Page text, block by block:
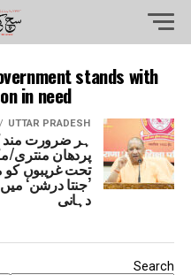
stands with
in need."
UTTAR PRADESH
ہر ضرورت
پردھان منتری/
تحت غریبوں
’جنتا درشن‘
دہانی
Search